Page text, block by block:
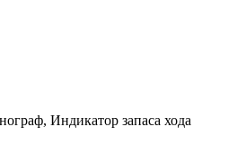
Индикатор запаса хода